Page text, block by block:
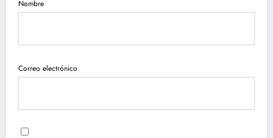
Nombre
Correo electrónico